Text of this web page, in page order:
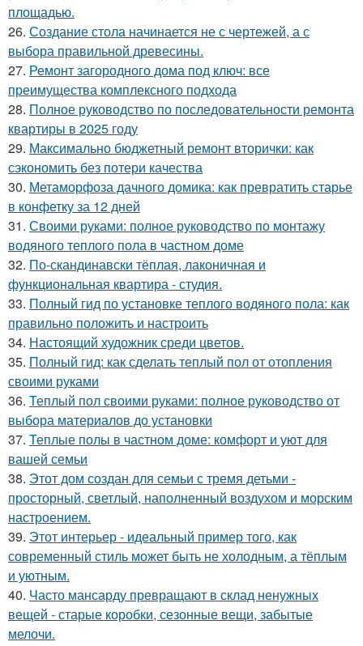
площадью.
26. Создание стола начинается не с чертежей, а с
выбора правильной древесины.
27. Ремонт загородного дома под ключ: все
преимущества комплексного подхода
28. Полное руководство по последовательности ремонта
квартиры в 2025 году
29. Максимально бюджетный ремонт вторички: как
сэкономить без потери качества
30. Метаморфоза дачного домика: как превратить старье
в конфетку за 12 дней
31. Своими руками: полное руководство по монтажу
водяного теплого пола в частном доме
32. По-скандинавски тёплая, лаконичная и
функциональная квартира - студия.
33. Полный гид по установке теплого водяного пола: как
правильно положить и настроить
34. Настоящий художник среди цветов.
35. Полный гид: как сделать теплый пол от отопления
своими руками
36. Теплый пол своими руками: полное руководство от
выбора материалов до установки
37. Теплые полы в частном доме: комфорт и уют для
вашей семьи
38. Этот дом создан для семьи с тремя детьми -
просторный, светлый, наполненный воздухом и морским
настроением.
39. Этот интерьер - идеальный пример того, как
современный стиль может быть не холодным, а тёплым
и уютным.
40. Часто мансарду превращают в склад ненужных
вещей - старые коробки, сезонные вещи, забытые
мелочи.